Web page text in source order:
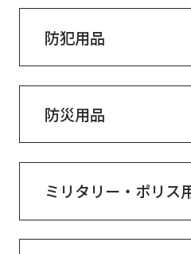
防犯用品
防災用品
ミリタリー・ポリス